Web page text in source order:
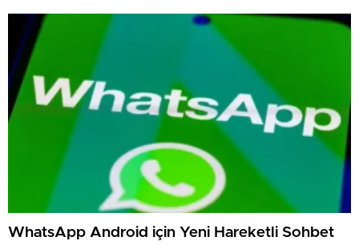
WhatsApp Android için Yeni Hareketli Sohbet